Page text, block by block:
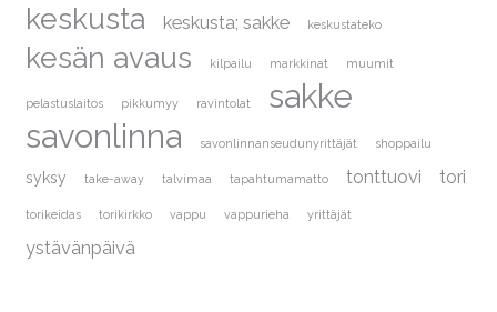
keskusta keskusta; sakke keskustateko
kesän avaus kilpailu markkinat muumit
pelastuslaitos pikkumyy ravintolat
sakke
savonlinna
savonlinnanseudunyrittäjät shoppailu
syksy take-away talvimaa tapahtumamatto tonttuovi tori
torikeidas torikirkko vappu vappurieha yrittäjät
ystävänpäivä